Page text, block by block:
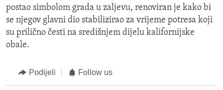
postao simbolom grada u zaljevu, renoviran je kako bi
se njegov glavni dio stabilizirao za vrijeme potresa koji
su prilično česti na središnjem dijelu kalifornijske
obale.
Podijeli Follow us